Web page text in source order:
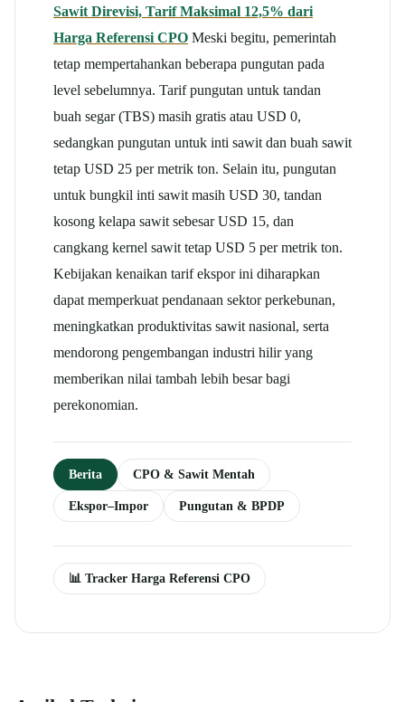
Sawit Direvisi, Tarif Maksimal 12,5% dari
Harga Referensi CPO Meski begitu, pemerintah
tetap mempertahankan beberapa pungutan pada
level sebelumnya. Tarif pungutan untuk tandan
buah segar (TBS) masih gratis atau USD 0,
sedangkan pungutan untuk inti sawit dan buah sawit
tetap USD 25 per metrik ton. Selain itu, pungutan
untuk bungkil inti sawit masih USD 30, tandan
kosong kelapa sawit sebesar USD 15, dan
cangkang kernel sawit tetap USD 5 per metrik ton.
Kebijakan kenaikan tarif ekspor ini diharapkan
dapat memperkuat pendanaan sektor perkebunan,
meningkatkan produktivitas sawit nasional, serta
mendorong pengembangan industri hilir yang
memberikan nilai tambah lebih besar bagi
perekonomian.
Berita CPO & Sawit Mentah
Ekspor–Impor Pungutan & BPDP
📊 Tracker Harga Referensi CPO